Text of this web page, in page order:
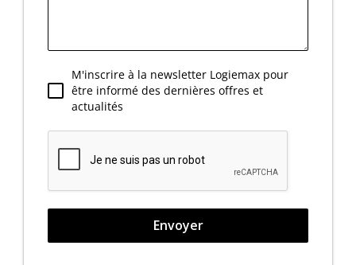
M'inscrire à la newsletter Logiemax pour
être informé des dernières offres et
actualités
Envoyer